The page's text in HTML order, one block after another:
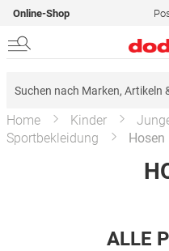
Online-Shop
Home Kinder
Sportbekleidung
Hosen
ALLE